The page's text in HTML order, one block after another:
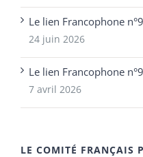
Le lien Francophone
24 juin 2026
Le lien Francophone
7 avril 2026
LE COMITÉ FRANÇAIS